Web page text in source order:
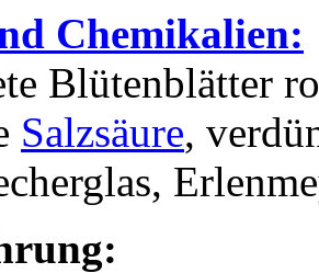
Chemikalien:
Blütenblätter
Salzsäure,